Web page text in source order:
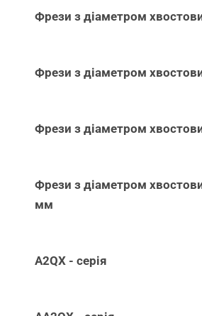
Фрези з діаметром
Фрези з діаметром
Фрези з діаметром
Фрези з діаметром
мм
A2QX - серія